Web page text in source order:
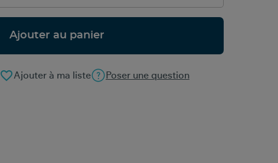
Ajouter au panier
favorite_borderAjouter à ma liste Poser une question